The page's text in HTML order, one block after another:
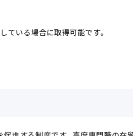
ている場合に取得可能です。